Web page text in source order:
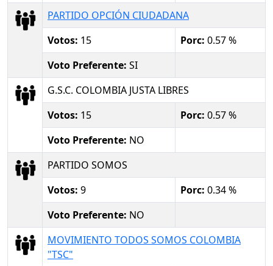
PARTIDO OPCIÓN CIUDADANA
Votos: 15 Porc: 0.57 %
Voto Preferente: SI
G.S.C. COLOMBIA JUSTA LIBRES
Votos: 15 Porc: 0.57 %
Voto Preferente: NO
PARTIDO SOMOS
Votos: 9 Porc: 0.34 %
Voto Preferente: NO
MOVIMIENTO TODOS SOMOS COLOMBIA
"TSC"